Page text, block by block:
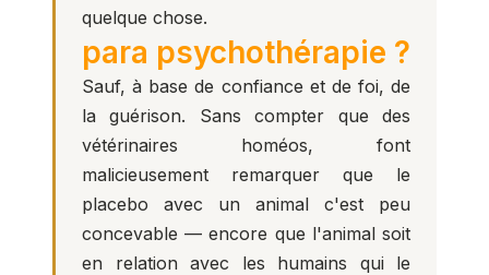
quelque chose.
para psychothérapie ?
Sauf, à base de confiance et de foi, de
la guérison. Sans compter que des
vétérinaires homéos, font
malicieusement remarquer que le
placebo avec un animal c'est peu
concevable — encore que l'animal soit
en relation avec les humains qui le